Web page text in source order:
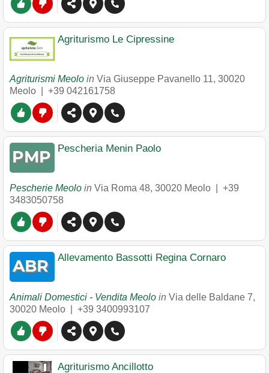
Agriturismo Le Cipressine
Agriturismi Meolo in Via Giuseppe Pavanello 11, 30020
Meolo
+39 042161758
Pescheria Menin Paolo
Pescherie Meolo in Via Roma 48, 30020 Meolo
+39
3483050758
Allevamento Bassotti Regina Cornaro
Animali Domestici - Vendita Meolo in Via delle Baldane 7,
30020 Meolo +39 3400993107
Agriturismo Ancillotto